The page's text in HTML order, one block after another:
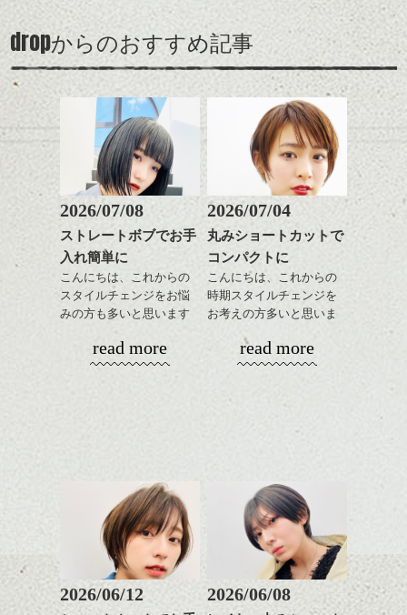
みんな興味深々。
歴史の移り変わり。時代の流れ。変わらぬ
骨董。進化する技術。
フィルムからデジタルへ。
何が良くて、何が好きで
どう感じるのか。どう感じてほしいのか。
そんな時の流れを砂時計に。
写真集には展示されていない作品も。
頂けます。
のも
とても良いところです。
ダークトーンの色味でク
ールに演出するのもおす
ナチュラルなトーンの色
で柔らかさをプラスする
のも良いですね。
またクセ毛の方は質感調
整のストレートパーマで
髪質改善すると
おすすめです。
いつものスタイリングが
ドライした後オイルやワ
ックスをなじませるだけ
に。
これからのスタイルチェ
ンジの事、髪質に合った
スタイリング方法は全体
をドライした後、
ワックスとオイルを混ぜ
ながらもみこみ、なじま
せます。
質感をかるくととのえな
がら耳かけアレンジする
のも良い感じです。
これからのスタイルチェ
ンジ、似合うカラーリン
グの事やお手入れ方法な
ど
是非なんでもご相談して
下さいね。
シバタ
ンパクトになるようにす
るのが良い感じです。
ベージュ系等の肌を綺麗
に見せる効果のあるカラ
ーリングをプラスして透
明感を表現すると
って毎日のお手入れも簡
単になりますよ。
ワックスとオイル、バー
ム等の質感を調整しやす
いものを全体になじませ
整えるだけですよ。
これからのスタイルチェ
軽めの前髪で透け感を演
出できるので、
この時期とてもおすすめ
ですよ。
ナチュラルなベージュカ
ラーで全体にツヤと透明
感をプラスして
質感も綺麗に見せやす
スタイリング方法は全体
をドライした後、
ワックスとオイルを混ぜ
ながらもみこみ、なじま
せます。
質感をかるくととのえな
のも良い感じです。
ンジ、似合うカラーリン
dropからのおすすめ記事
2026/07/08
ストレートボブでお手
入れ簡単に
こんにちは、これからの
スタイルチェンジをお悩
みの方も多いと思います
やっぱりボブでお手入れ
しやすいスタイルだと毎
も出しやすくていろいろ
おすすめですね。
前髪もやや重めにカット
してラインを強調するの
もこれからは良い感じで
す、
read more
2026/07/04
丸みショートカットで
コンパクトに
こんにちは、これからの
時期スタイルチェンジを
お考えの方多いと思いま
コンパクトなフォルムが
せてくれる効果もあり、
そんなショートカット。
軽めの前髪で透け感を演
出できるので、
この時期とてもおすすめ
ですよ。
read more
2026/06/12 2026/06/08